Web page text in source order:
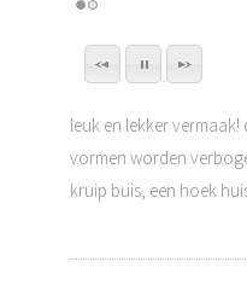
leuk en lekker
vormen worden
kruip buis, een hoek